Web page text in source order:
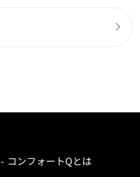
ンフォートQとは